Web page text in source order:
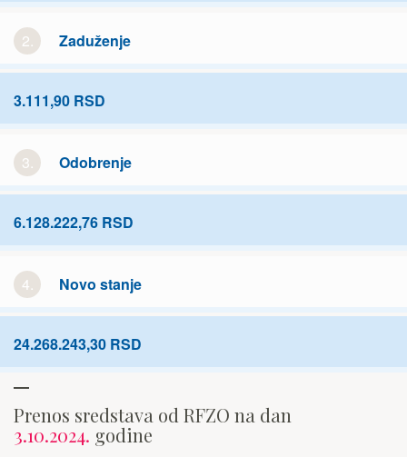
2. Zaduženje
3.111,90 RSD
3. Odobrenje
6.128.222,76 RSD
4. Novo stanje
24.268.243,30 RSD
Prenos sredstava od RFZO na dan
3.10.2024. godine